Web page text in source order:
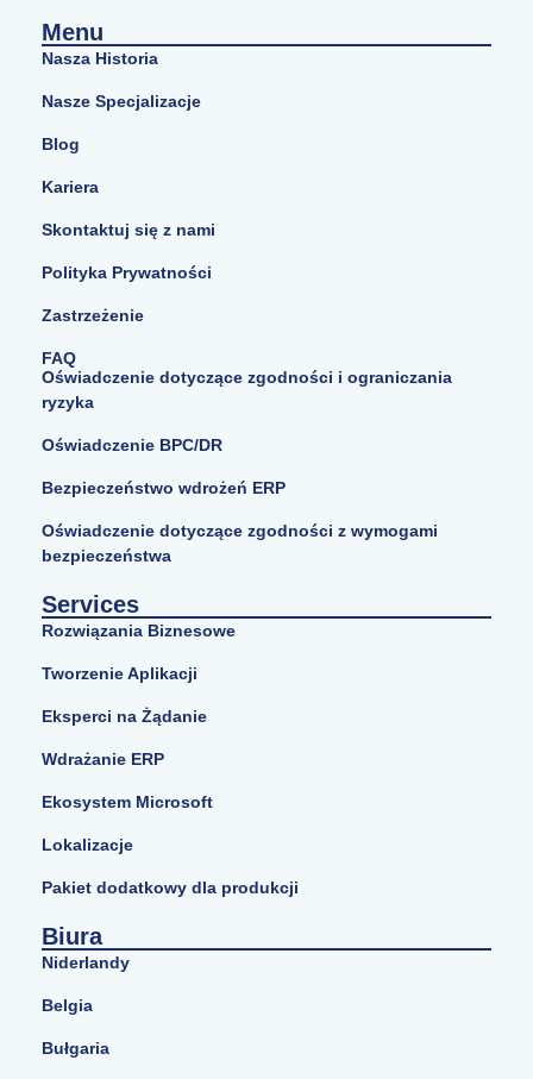
Menu
Nasza Historia
Nasze Specjalizacje
Blog
Kariera
Skontaktuj się z nami
Polityka Prywatności
Zastrzeżenie
FAQ
Oświadczenie dotyczące zgodności i ograniczania
ryzyka
Oświadczenie BPC/DR
Bezpieczeństwo wdrożeń ERP
Oświadczenie dotyczące zgodności z wymogami
bezpieczeństwa
Services
Rozwiązania Biznesowe
Tworzenie Aplikacji
Eksperci na Żądanie
Wdrażanie ERP
Ekosystem Microsoft
Lokalizacje
Pakiet dodatkowy dla produkcji
Biura
Niderlandy
Belgia
Bułgaria